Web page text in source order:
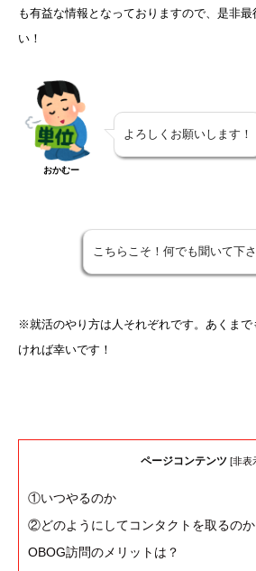
も有益な情報となっておりますので、是非
い！
おかむー
よろしくお願いします！
こちらこそ！何でも聞いて下さ
※就活のやり方は人それぞれです。あくまで
ければ幸いです！
ページコンテンツ [非表
①いつやるのか
②どのようにしてコンタクトを取るのか
OBOG訪問のメリットは？